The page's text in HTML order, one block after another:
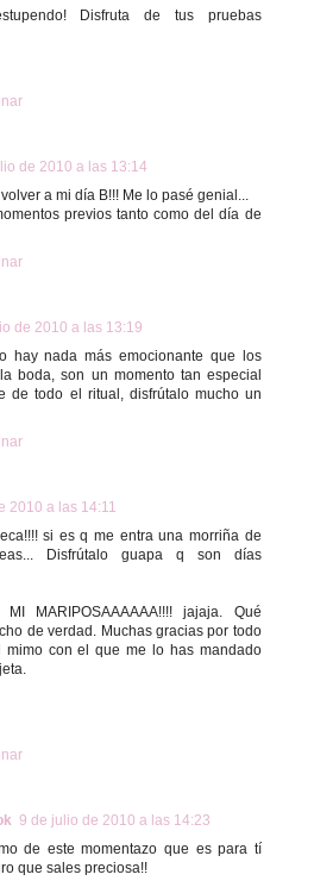
Disfruta de tus pruebas
de 2010 a las 13:14
a mi día B!!! Me lo pasé genial...
previos tanto como del día de
de 2010 a las 13:19
hay nada más emocionante que los
boda, son un momento tan especial
de todo el ritual, disfrútalo mucho un
2010 a las 14:11
si es q me entra una morriña de
Disfrútalo guapa q son días
MARIPOSAAAAAA!!!! jajaja. Qué
de verdad. Muchas gracias por todo
mimo con el que me lo has mandado
9 de julio de 2010 a las 14:23
de este momentazo que es para tí
que sales preciosa!!